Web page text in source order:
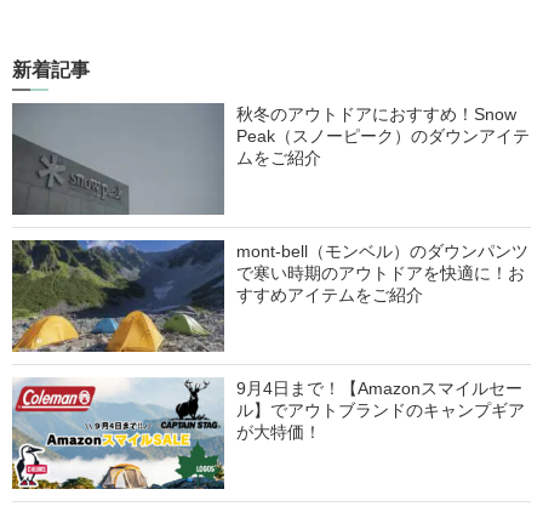
新着記事
秋冬のアウトドアにおすすめ！Snow
Peak（スノーピーク）のダウンアイテ
ムをご紹介
mont-bell（モンベル）のダウンパンツ
で寒い時期のアウトドアを快適に！お
すすめアイテムをご紹介
9月4日まで！【Amazonスマイルセー
ル】でアウトブランドのキャンプギア
が大特価！